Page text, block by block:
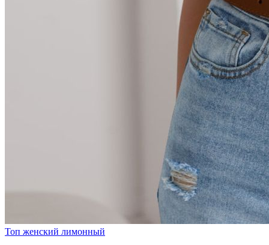
Топ женский лимонный